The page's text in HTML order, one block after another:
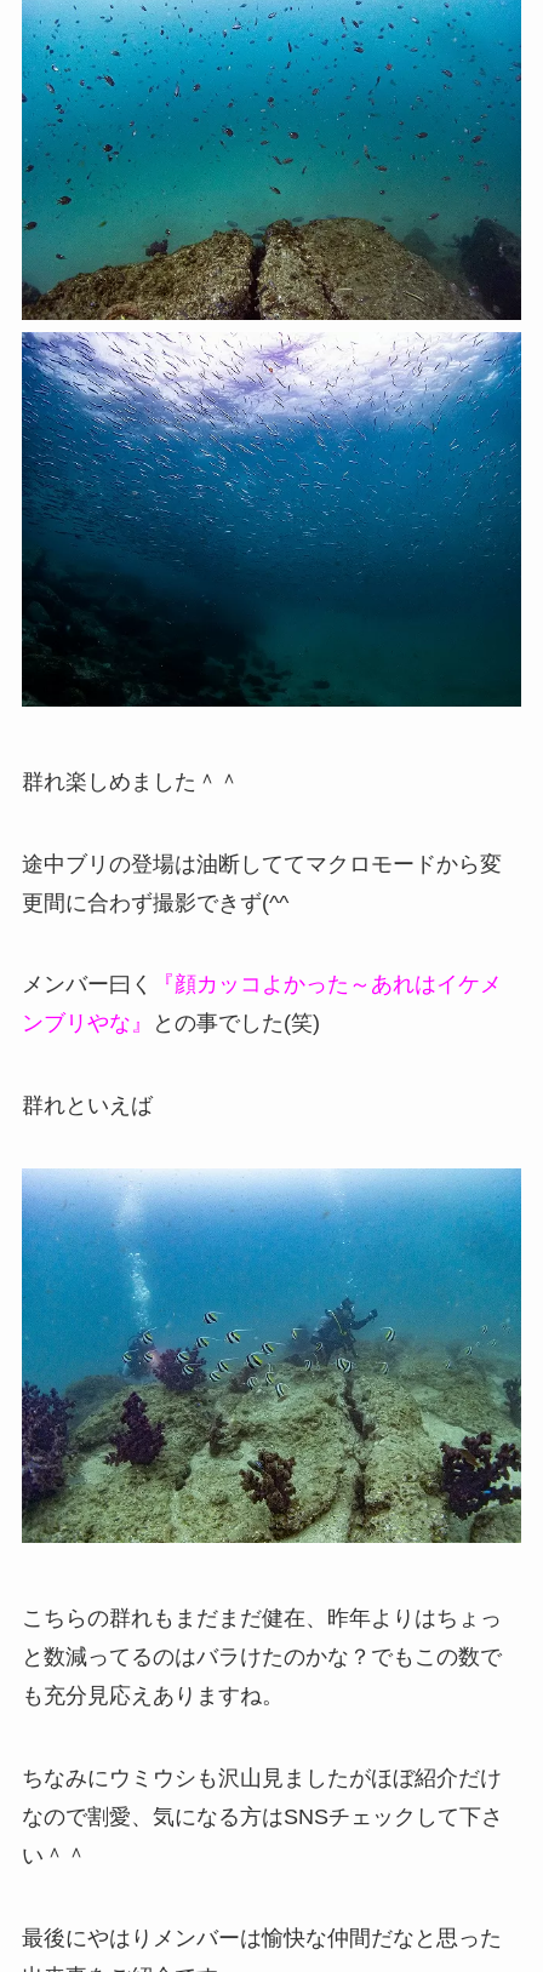
群れ楽しめました＾＾
途中ブリの登場は油断しててマクロモードから変
更間に合わず撮影できず(^^ゞ
メンバー曰く
『顔カッコよかった～あれはイケメ
ンブリやな』
との事でした(笑)
群れといえば
こちらの群れもまだまだ健在、昨年よりはちょっ
と数減ってるのはバラけたのかな？でもこの数で
も充分見応えありますね。
ちなみにウミウシも沢山見ましたがほぼ紹介だけ
なので割愛、気になる方はSNSチェックして下さ
い＾＾
最後にやはりメンバーは愉快な仲間だなと思った